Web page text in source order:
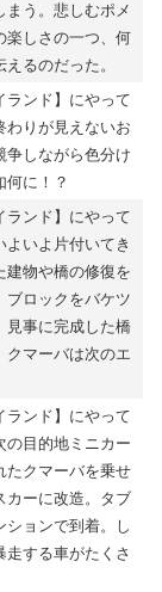
まう。悲しむポメ
楽しさの一つ、何
るのだった。
ランド】にやって
わりが見えないお
争しながら色分け
何に！？
ランド】にやって
いよ片付いてき
建物や橋の修復を
ブロックをバケツ
見事に完成した橋
クマーバは次のエ
ランド】にやって
の目的地ミニカー
たクマーバを乗せ
カーに改造。タブ
ションで到着。し
する車がたくさ